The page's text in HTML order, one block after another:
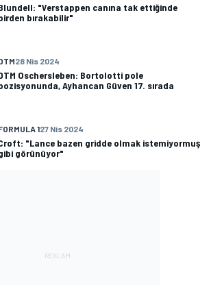
"Verstappen canına tak ettiğinde
bırakabilir"
28 Nis 2024
Oschersleben: Bortolotti pole
Ayhancan Güven 17. sırada
127 Nis 2024
"Lance bazen gridde olmak istemiyormuş
görünüyor"